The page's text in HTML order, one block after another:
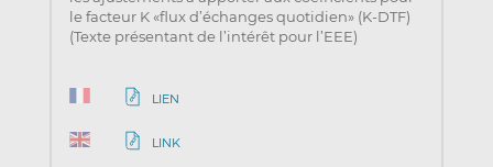
le facteur K «flux d’échanges quotidien» (K-DTF)
(Texte présentant de l’intérêt pour l’EEE)
LIEN
LINK